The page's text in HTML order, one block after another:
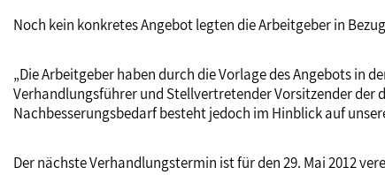
Noch kein konkretes Angebot legten die Arbeitgeber in
„Die Arbeitgeber haben durch die Vorlage des Angebots in
Verhandlungsführer und Stellvertretender Vorsitzender der
Nachbesserungsbedarf besteht jedoch im Hinblick auf
Der nächste Verhandlungstermin ist für den 29. Mai 2012